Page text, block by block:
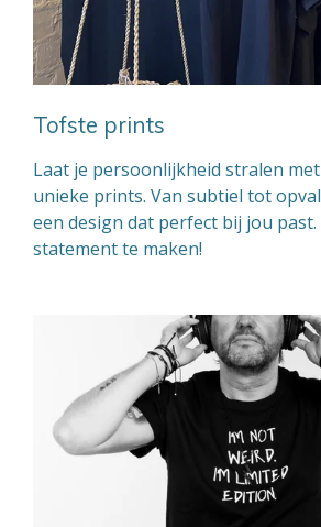
Tofste prints
Laat je persoonlijkheid stralen
unieke prints. Van subtiel tot
een design dat perfect bij jou
statement te maken!